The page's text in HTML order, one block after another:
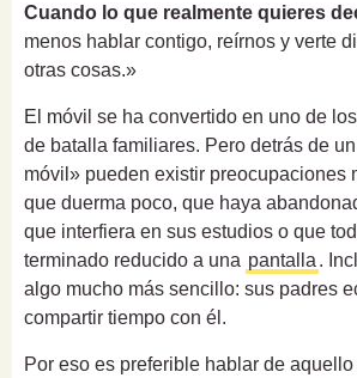
Cuando lo que realmente quieres
menos hablar contigo, reírnos y verte
otras cosas.»
El móvil se ha convertido en uno de
de batalla familiares. Pero detrás de
móvil» pueden existir preocupaciones
que duerma poco, que haya
que interfiera en sus estudios o que
terminado reducido a una pantalla .
algo mucho más sencillo: sus padres
compartir tiempo con él.
Por eso es preferible hablar de